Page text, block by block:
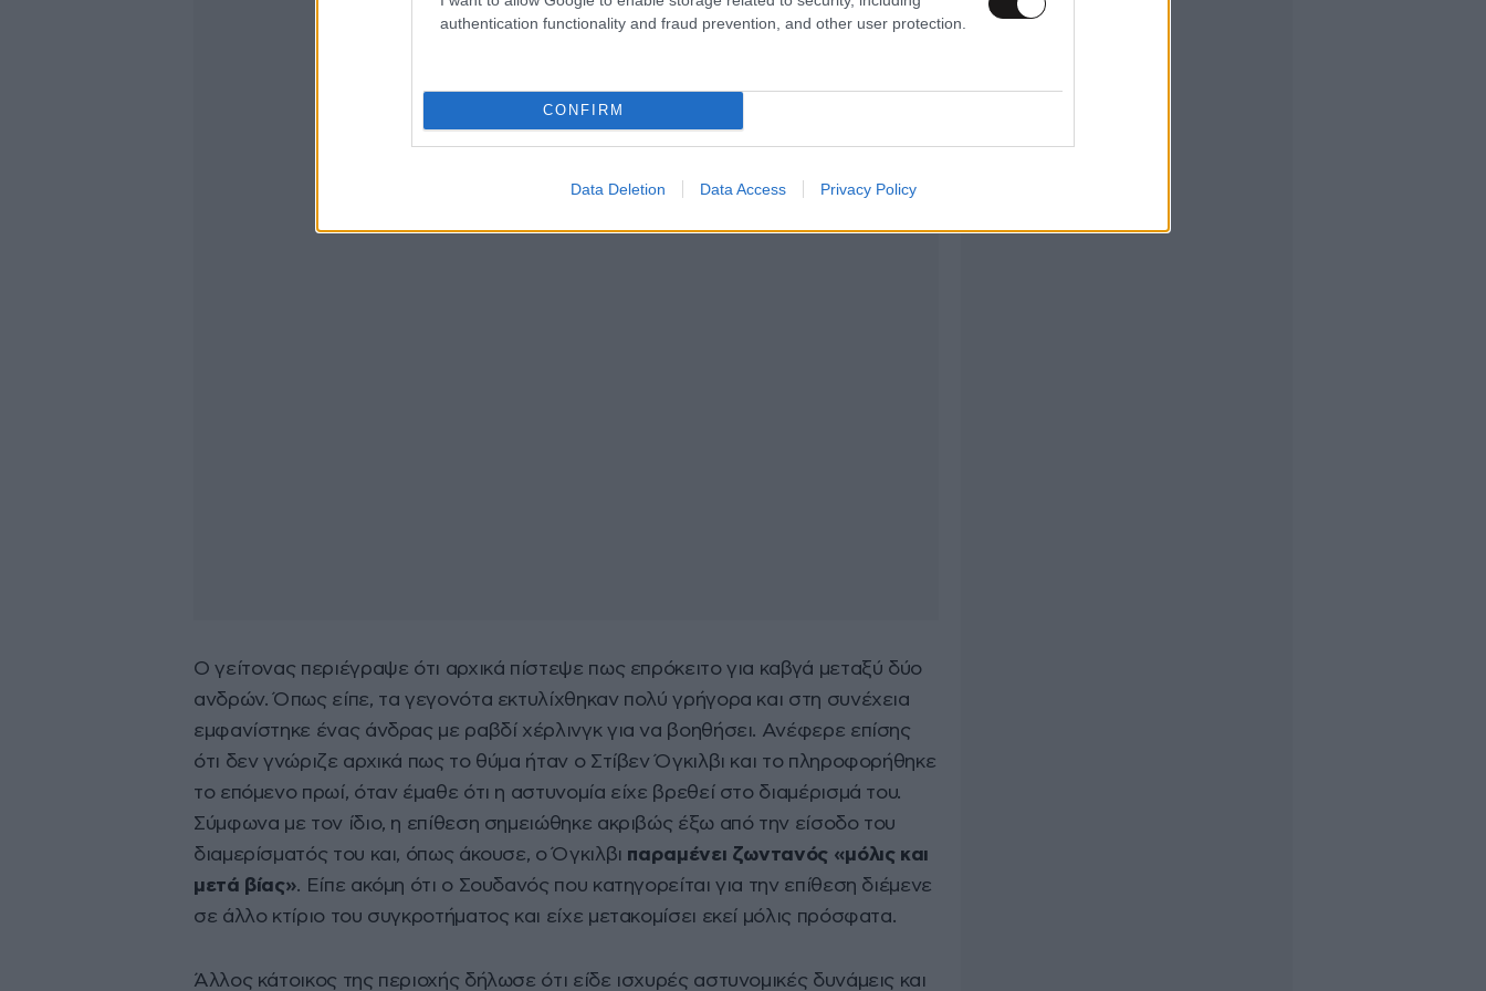
authentication functionality and fraud prevention, and other user protection.
CONFIRM
Data Deletion Data Access Privacy Policy
Ο γείτονας περιέγραψε ότι αρχικά πίστεψε πως επρόκειτο για καβγά μεταξύ δύο
ανδρών. Όπως είπε, τα γεγονότα εκτυλίχθηκαν πολύ γρήγορα και στη συνέχεια
εμφανίστηκε ένας άνδρας με ραβδί χέρλινγκ για να βοηθήσει. Ανέφερε επίσης
ότι δεν γνώριζε αρχικά πως το θύμα ήταν ο Στίβεν Όγκιλβι και το πληροφορήθηκε
το επόμενο πρωί, όταν έμαθε ότι η αστυνομία είχε βρεθεί στο διαμέρισμά του.
Σύμφωνα με τον ίδιο, η επίθεση σημειώθηκε ακριβώς έξω από την είσοδο του
διαμερίσματός του και, όπως άκουσε, ο Όγκιλβι παραμένει ζωντανός «μόλις και
μετά βίας». Είπε ακόμη ότι ο Σουδανός που κατηγορείται για την επίθεση διέμενε
σε άλλο κτίριο του συγκροτήματος και είχε μετακομίσει εκεί μόλις πρόσφατα.
Άλλος κάτοικος της περιοχής δήλωσε ότι είδε ισχυρές αστυνομικές δυνάμεις και